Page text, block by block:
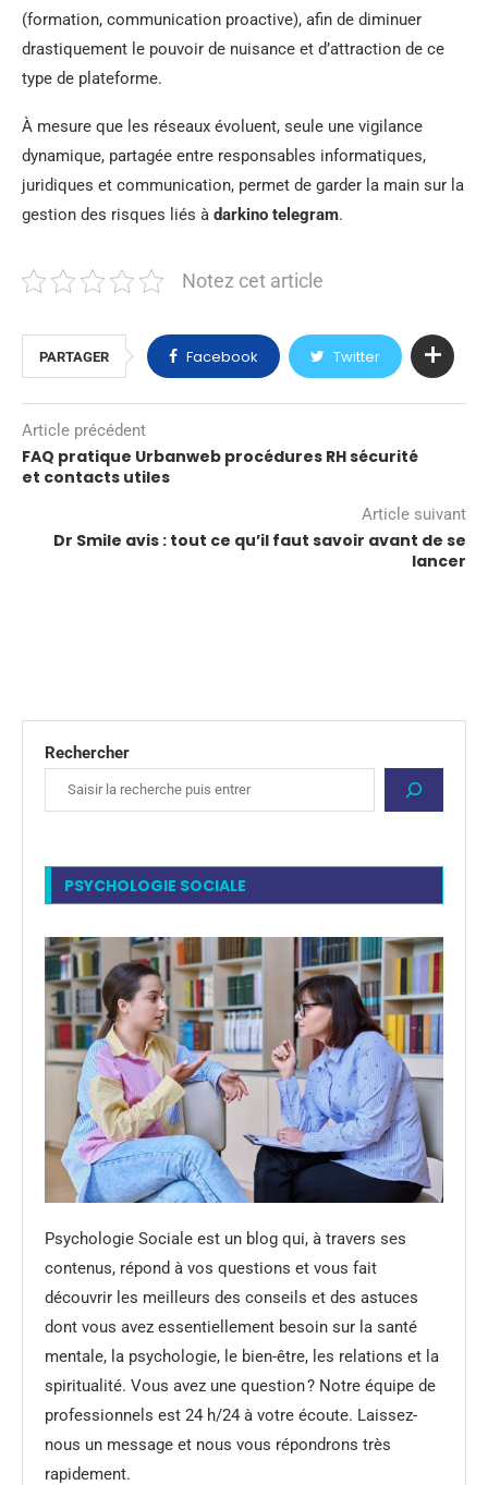
(formation, communication proactive), afin de diminuer
drastiquement le pouvoir de nuisance et d’attraction de ce
type de plateforme.
À mesure que les réseaux évoluent, seule une vigilance
dynamique, partagée entre responsables informatiques,
juridiques et communication, permet de garder la main sur la
gestion des risques liés à darkino telegram.
Notez cet article
PARTAGER Facebook Twitter
Article précédent
FAQ pratique Urbanweb procédures RH sécurité
et contacts utiles
Article suivant
Dr Smile avis : tout ce qu’il faut savoir avant de se
lancer
Rechercher
PSYCHOLOGIE SOCIALE
Psychologie Sociale est un blog qui, à travers ses
contenus, répond à vos questions et vous fait
découvrir les meilleurs des conseils et des astuces
dont vous avez essentiellement besoin sur la santé
mentale, la psychologie, le bien-être, les relations et la
spiritualité. Vous avez une question ? Notre équipe de
professionnels est 24 h/24 à votre écoute. Laissez-
nous un message et nous vous répondrons très
rapidement.